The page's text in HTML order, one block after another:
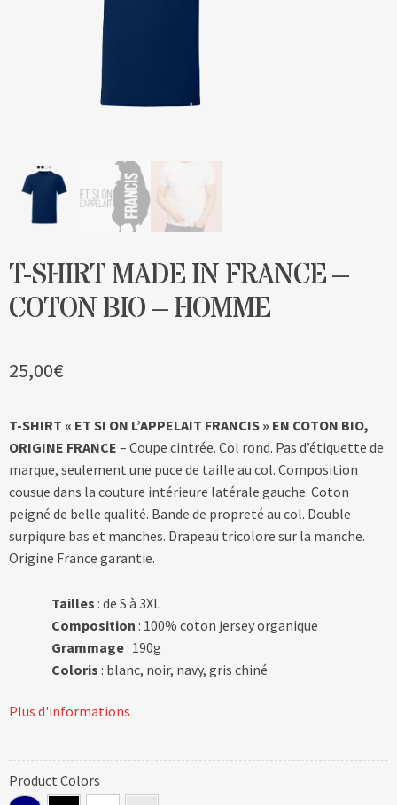
Contact & devis
T-SHIRT MADE IN FRANCE –
COTON BIO – HOMME
25,00€
T-SHIRT « ET SI ON L’APPELAIT FRANCIS » EN COTON BIO,
ORIGINE FRANCE – Coupe cintrée. Col rond. Pas d’étiquette de
marque, seulement une puce de taille au col. Composition
cousue dans la couture intérieure latérale gauche. Coton
peigné de belle qualité. Bande de propreté au col. Double
surpiqure bas et manches. Drapeau tricolore sur la manche.
Origine France garantie.
Tailles : de S à 3XL
Composition : 100% coton jersey organique
Grammage : 190g
Coloris : blanc, noir, navy, gris chiné
Plus d'informations
Product Colors